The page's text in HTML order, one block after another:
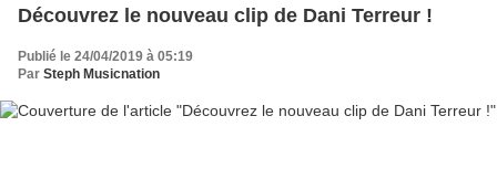
Découvrez le nouveau clip de Dani Terreur !
Publié le 24/04/2019 à 05:19
Par Steph Musicnation